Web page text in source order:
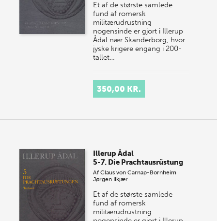
Et af de største samlede
fund af romersk
militærudrustning
nogensinde er gjort i Illerup
Ådal nær Skanderborg, hvor
jyske krigere engang i 200-
tallet…
350,00 KR.
Illerup Ådal
5-7. Die Prachtausrüstung
AfClaus von Carnap-Bornheim
Jørgen Ilkjær
Et af de største samlede
fund af romersk
militærudrustning